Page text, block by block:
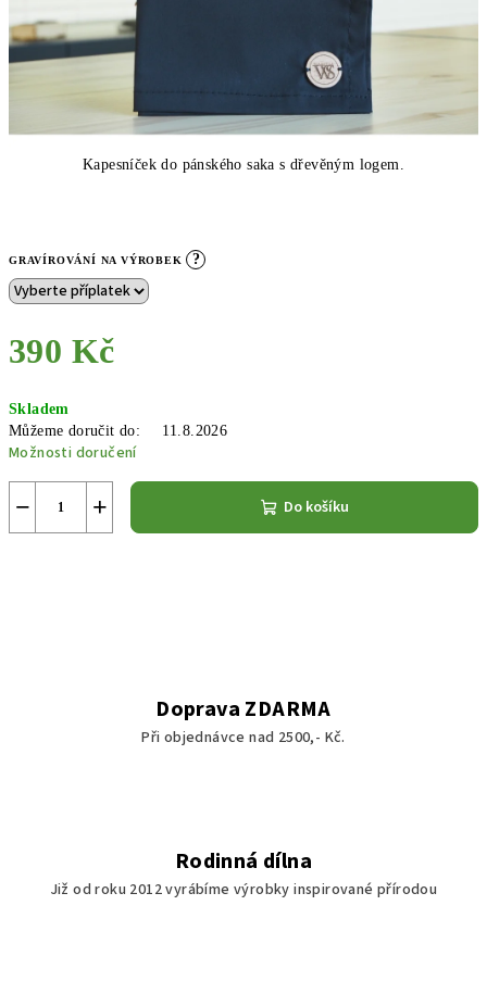
Kapesníček do pánského saka s dřevěným logem.
GRAVÍROVÁNÍ NA VÝROBEK ?
390 Kč
cena:
Skladem
Můžeme doručit do:
11.8.2026
Možnosti doručení
+
− Do košíku
Doprava ZDARMA
Při objednávce nad 2500,- Kč.
Rodinná dílna
Již od roku 2012 vyrábíme výrobky inspirované přírodou